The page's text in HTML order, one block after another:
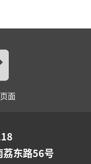
面
荔东路56号